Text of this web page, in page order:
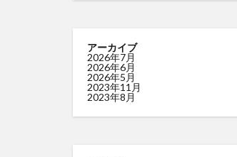
アーカイブ
2026年7月
2026年6月
2026年5月
2023年11月
2023年8月